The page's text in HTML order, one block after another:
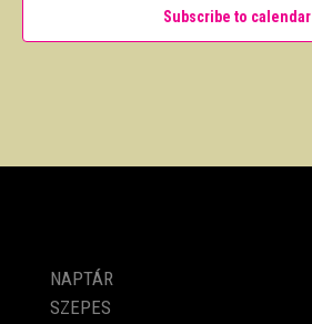
Subscribe to calendar
NAPTÁR
SZEPES